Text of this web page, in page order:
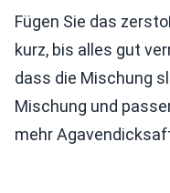
Fügen Sie das
kurz, bis alles gut
dass die Mischung
Mischung und
mehr